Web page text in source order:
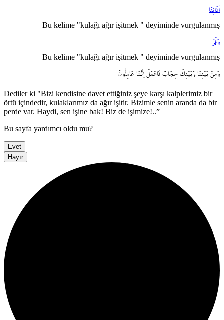
اٰذَانِنَا
Bu kelime "kulağı ağır işitmek " deyiminde vurgulanmış
وَقْرٌ
Bu kelime "kulağı ağır işitmek " deyiminde vurgulanmış
وَمِنْ بَيْنِنَا وَبَيْنِكَ حِجَابٌ فَاعْمَلْ اِنَّـنَا عَامِلُونَ
Dediler ki "Bizi kendisine davet ettiğiniz şeye karşı kalplerimiz bir
örtü içindedir, kulaklarımız da ağır işitir. Bizimle senin aranda da bir
perde var. Haydi, sen işine bak! Biz de işimize!..”
Bu sayfa yardımcı oldu mu?
Evet
Hayır